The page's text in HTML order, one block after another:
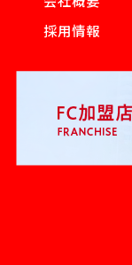
採用情報